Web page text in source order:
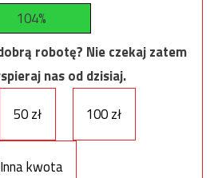
104%
robotę? Nie czekaj zatem
nas od dzisiaj.
50 zł 100 zł
Inna kwota